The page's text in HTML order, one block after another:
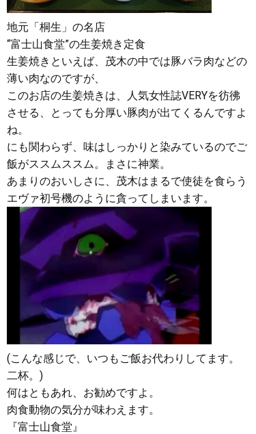
地元「桐生」の名店
“富士山食堂”の生姜焼き定食
生姜焼きといえば、茂木の中では豚バラ肉などの
薄い肉なのですが、
このお店の生姜焼きは、人気女性誌VERYを彷彿
させる、とっても分厚い豚肉が出てくるんですよ
ね。
にも関わらず、味はしっかりと染みているのでご
飯がススムススム。まさに神業。
あまりのおいしさに、茂木はまるで使徒を食らう
エヴァ初号機のように貪ってしまいます。
(こんな感じで、いつもご飯お代わりしてます。
二杯。)
何はともあれ、お勧めですよ。
肉食動物の気分が味わえます。
『富士山食堂』